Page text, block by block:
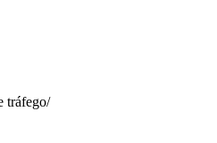
tráfego/